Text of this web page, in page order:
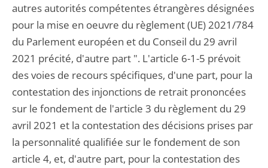
autres autorités compétentes étrangères désignées
pour la mise en oeuvre du règlement (UE) 2021/784
du Parlement européen et du Conseil du 29 avril
2021 précité, d'autre part ". L'article 6-1-5 prévoit
des voies de recours spécifiques, d'une part, pour la
contestation des injonctions de retrait prononcées
sur le fondement de l'article 3 du règlement du 29
avril 2021 et la contestation des décisions prises par
la personnalité qualifiée sur le fondement de son
article 4, et, d'autre part, pour la contestation des